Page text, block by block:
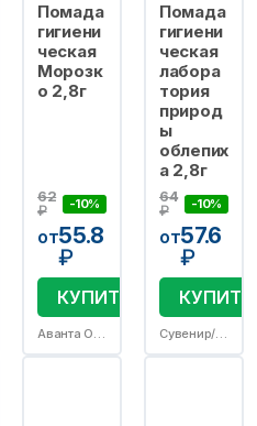
Помада
гигиени
ческая
Морозк
о 2,8г
62
₽
-10%
от55.8
₽
КУПИТЬ
Аванта ОАО
Помада
гигиени
ческая
лабора
тория
природ
ы
облепих
а 2,8г
64
₽
-10%
от57.6
₽
КУПИТЬ
Сувенир/Аванта ОАО